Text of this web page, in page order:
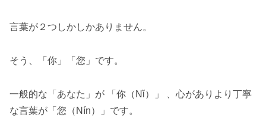
言葉が２つしかしかありません。
そう、「你」「您」です。
一般的な「あなた」が 「你（Nǐ）」 、心がありより丁寧
な言葉が「您（Nín）」です。